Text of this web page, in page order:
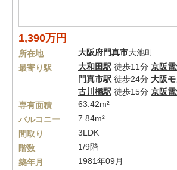
1,390万円
所在地 大阪府門真市大池町
最寄り駅
大和田駅 徒歩11分 京阪
門真市駅 徒歩24分 大阪
古川橋駅 徒歩15分 京阪
専有面積
63.42m²
バルコニー
7.84m²
間取り
3LDK
階数
1/9階
築年月
1981年09月